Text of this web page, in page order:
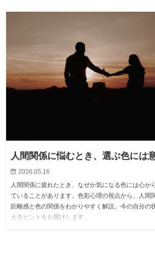
人間関係に悩むとき、選ぶ色には
2026.05.16
人間関係に疲れたとき、なぜか気になる色には心か
ていることがあります。色彩心理の視点から、人間
距離感と色の関係をわかりやすく解説。今の自分の
えるヒントをお届けします。